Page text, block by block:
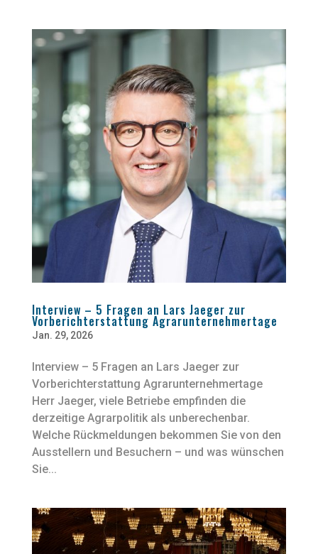
Interview – 5 Fragen an Lars Jaeger zur
Vorberichterstattung Agrarunternehmertage
Jan. 29, 2026
Interview – 5 Fragen an Lars Jaeger zur
Vorberichterstattung Agrarunternehmertage
Herr Jaeger, viele Betriebe empfinden die
derzeitige Agrarpolitik als unberechenbar.
Welche Rückmeldungen bekommen Sie von den
Ausstellern und Besuchern – und was wünschen
Sie...